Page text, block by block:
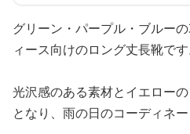
グリーン・パープル・ブルー
ィース向けのロング丈長靴です
光沢感のある素材とイエロー
となり、雨の日のコーディネー